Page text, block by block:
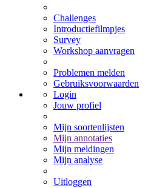
Challenges
Introductiefilmpjes
Survey
Workshop aanvragen
Problemen melden
Gebruiksvoorwaarden
Login
Jouw profiel
Mijn soortenlijsten
Mijn annotaties
Mijn meldingen
Mijn analyse
Uitloggen